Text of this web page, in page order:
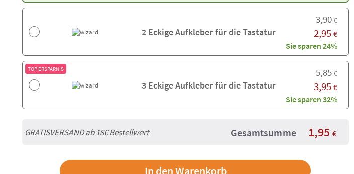
2 Eckige Aufkleber für die Tastatur
3,90€
2,95 €
Sie sparen 24%
TOP ERSPARNIS
3 Eckige Aufkleber für die Tastatur
5,85€
3,95 €
Sie sparen 32%
GRATISVERSAND ab18€Bestellwert Gesamtsumme 1,95 €